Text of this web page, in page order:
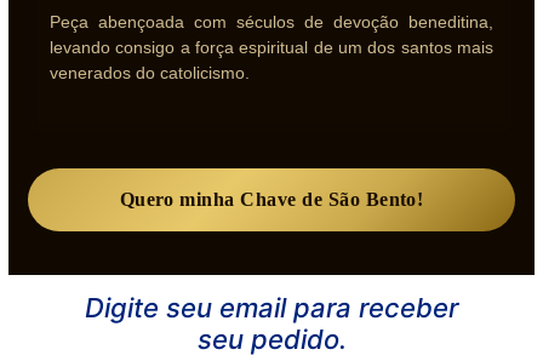
Peça abençoada com séculos de devoção beneditina,
levando consigo a força espiritual de um dos santos mais
venerados do catolicismo.
Quero minha Chave de São Bento!
Digite seu email para receber
seu pedido.